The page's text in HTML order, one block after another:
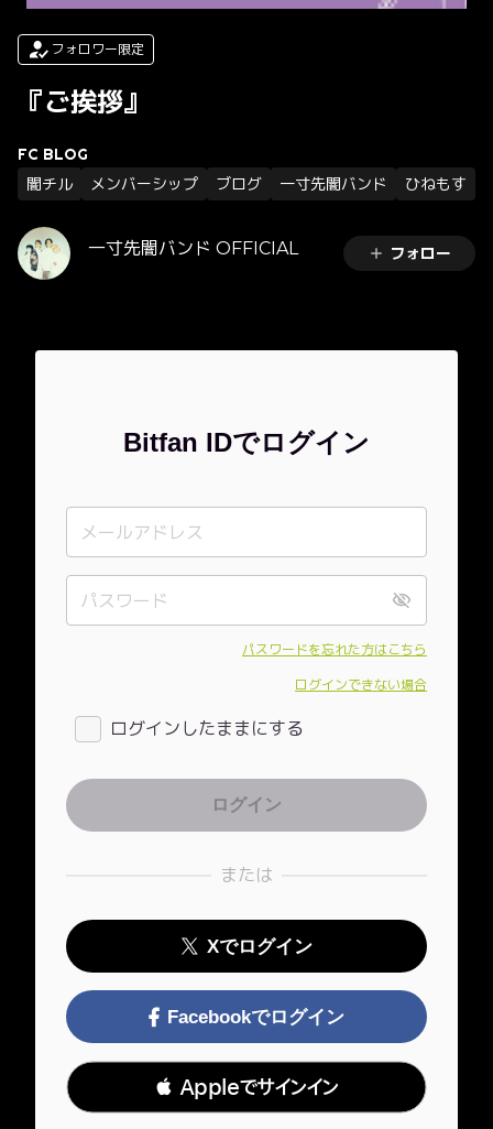
フォロワー限定
『ご挨拶』
FC BLOG
闇チル
メンバーシップ ブログ 一寸先闇バンド ひねもす
一寸先闇バンド OFFICIAL フォロー
Bitfan IDでログイン
パスワードを忘れた方はこちら
ログインできない場合
ログインしたままにする
または
Xでログイン
Facebookでログイン
 Appleでサインイン